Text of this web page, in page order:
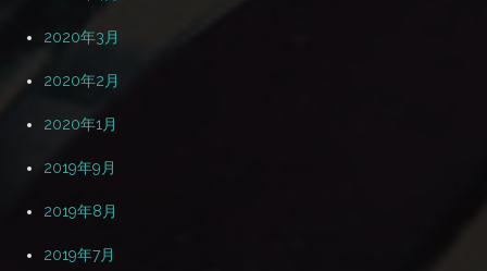
2020年3月
2020年2月
2020年1月
2019年9月
2019年8月
2019年7月